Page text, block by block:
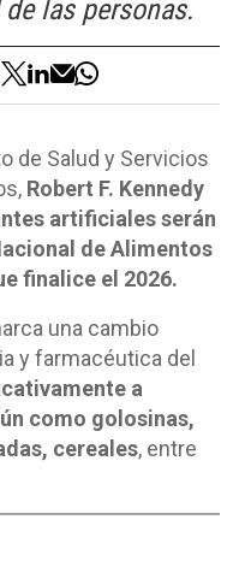
las personas.
de Salud y Servicios
Robert F. Kennedy
artificiales serán
de Alimentos
finalice el 2026.
una cambio
y farmacéutica del
a
como golosinas,
cereales, entre